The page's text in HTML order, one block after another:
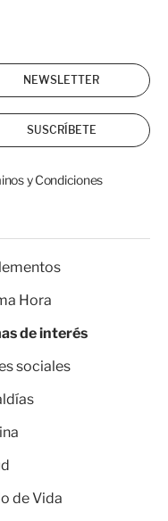
NEWSLETTER
SUSCRÍBETE
y Condiciones
Hora
de interés
sociales
de Vida